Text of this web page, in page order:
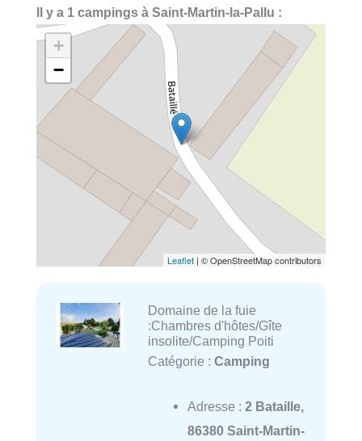
Il y a 1 campings à Saint-Martin-la-Pallu :
+
−
Leaflet | © OpenStreetMap contributors
Domaine de la fuie
:Chambres d'hôtes/Gîte
insolite/Camping Poiti
Catégorie : Camping
Adresse : 2 Bataille,
86380 Saint-Martin-